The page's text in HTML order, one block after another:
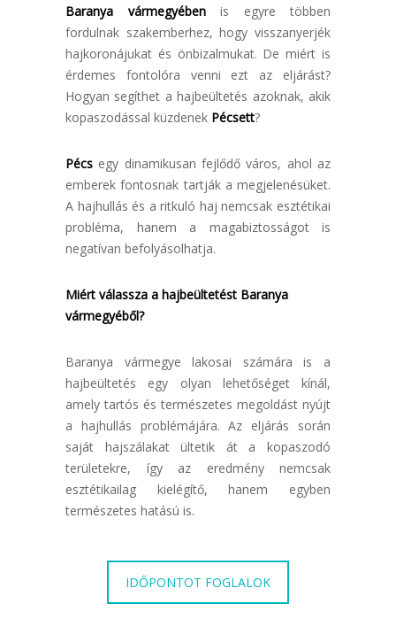
Baranya vármegyébenis egyre többen
fordulnak szakemberhez, hogy visszanyerjék
hajkoronájukat és önbizalmukat. De miért is
érdemes fontolóra venni ezt az eljárást?
Hogyan segíthet a hajbeültetés azoknak, akik
kopaszodással küzdenek Pécsett?
Pécs egy dinamikusan fejlődő város, ahol az
emberek fontosnak tartják a megjelenésüket.
A hajhullás és a ritkuló haj nemcsak esztétikai
probléma, hanem a magabiztosságot is
negatívan befolyásolhatja.
Miért válassza a hajbeültetést Baranya
vármegyéből?
Baranya vármegye lakosai számára is a
hajbeültetés egy olyan lehetőséget kínál,
amely tartós és természetes megoldást nyújt
a hajhullás problémájára. Az eljárás során
saját hajszálakat ültetik át a kopaszodó
területekre, így az eredmény nemcsak
esztétikailag kielégítő, hanem egyben
természetes hatású is.
IDŐPONTOT FOGLALOK